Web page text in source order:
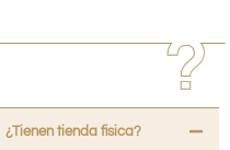
¿Tienen tienda fisica?